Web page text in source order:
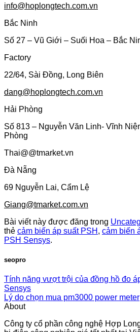
info@hoplongtech.com.vn
Bắc Ninh
Số 27 – Vũ Giới – Suối Hoa – Bắc
Factory
22/64, Sài Đồng, Long Biên
dang@hoplongtech.com.vn
Hải Phòng
Số 813 – Nguyễn Văn Linh- Vĩnh
Phòng
Thai@@tmarket.vn
Đà Nẵng
69 Nguyễn Lai, Cẩm Lệ
Giang@tmarket.com.vn
Bài viết này được đăng trong
thẻ cảm biến áp suất PSH , cảm biến
PSH Sensys.
seopro
Tính năng vượt trội của đồng hồ đo
Sensys
Lý do chọn mua pm3000 power meter
About
Công ty cổ phần công nghệ Hợp